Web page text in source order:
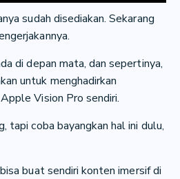
sudah disediakan. Sekarang
di depan mata, dan sepertinya,
untuk menghadirkan
Vision Pro sendiri.
tapi coba bayangkan hal ini dulu,
buat sendiri konten imersif di